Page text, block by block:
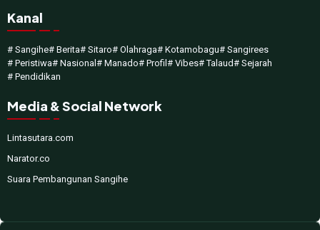
Kanal
# Sangihe# Berita# Sitaro# Olahraga# Kotamobagu# Sangirees
# Peristiwa# Nasional# Manado# Profil# Vibes# Talaud# Sejarah
# Pendidikan
Media & Social Network
Lintasutara.com
Narator.co
Suara Pembangunan Sangihe